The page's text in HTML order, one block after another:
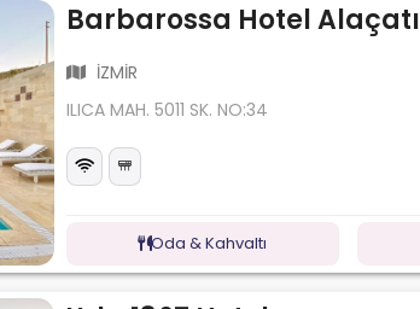
Barbarossa Hotel Alaçatı
İZMİR
ILICA MAH. 5011 SK. NO:34
Oda & Kahvaltı